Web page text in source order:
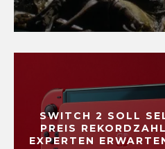
SWITCH 2 SOLL
PREIS
EXPERTEN